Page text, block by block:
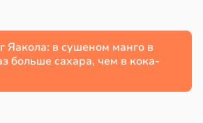
Яакола: в сушеном манго в
больше сахара, чем в кока-